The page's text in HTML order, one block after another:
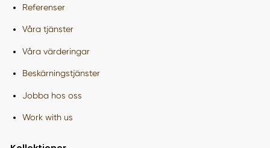
Referenser
Våra tjänster
Våra värderingar
Beskärningstjänster
Jobba hos oss
Work with us